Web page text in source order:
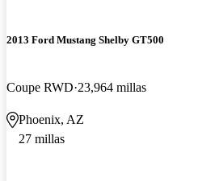
2013 Ford Mustang Shelby GT500
Coupe RWD 23,964 millas
Phoenix, AZ
27 millas